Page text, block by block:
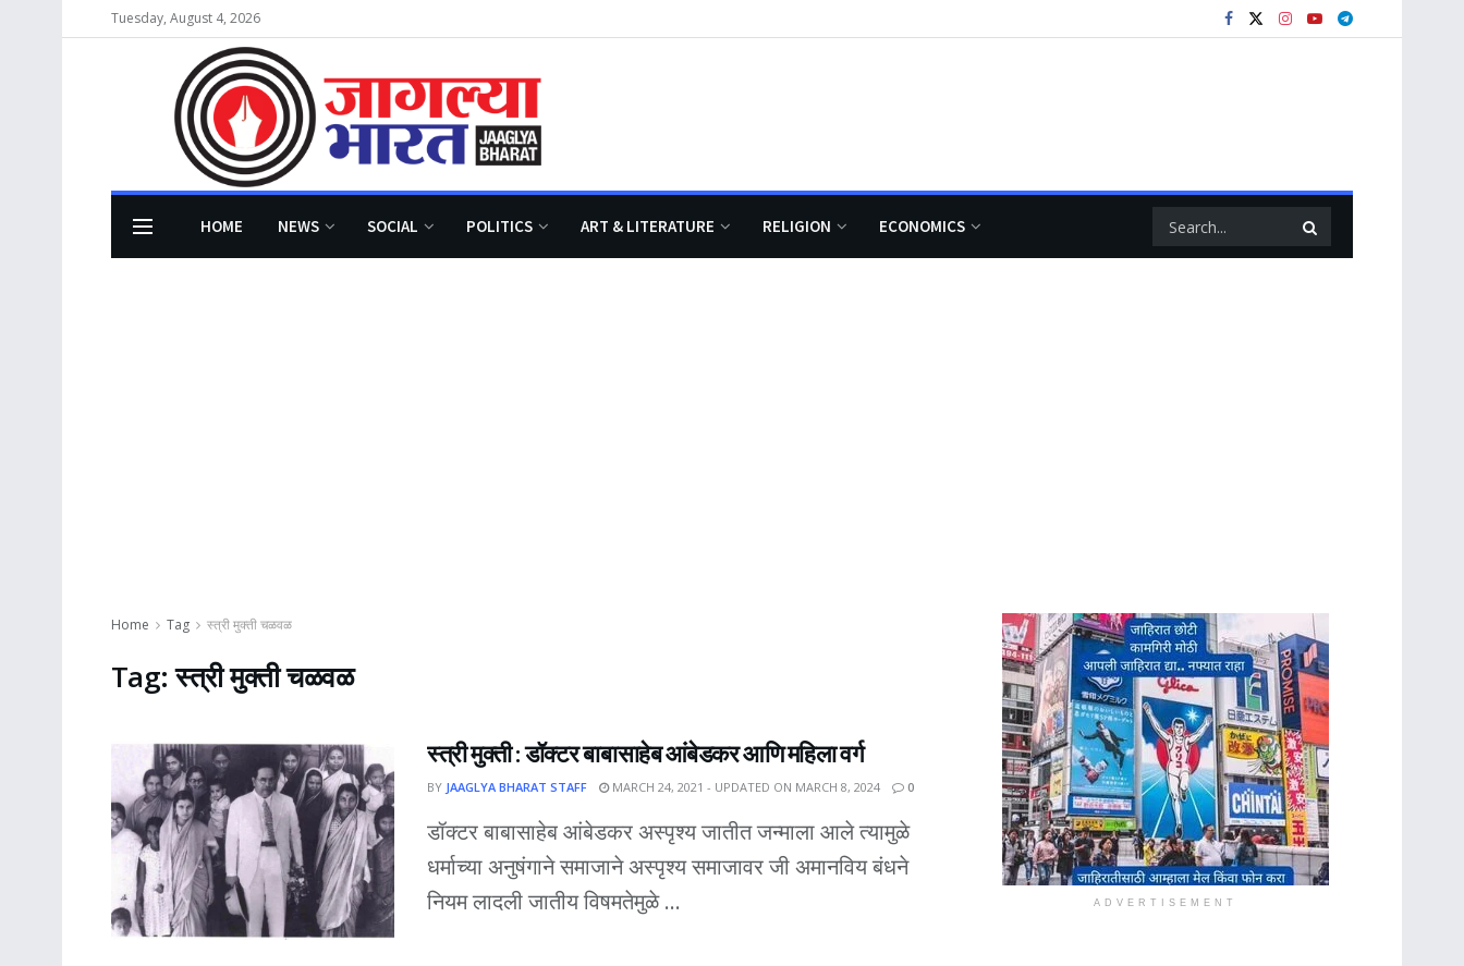
Tuesday, August 4, 2026
HOME NEWS SOCIAL POLITICS ART & LITERATURE RELIGION ECONOMICS
Home Tag स्त्री मुक्ती चळवळ
Tag:स्त्री मुक्ती चळवळ
स्त्री मुक्ती : डॉक्टर बाबासाहेब आंबेडकर आणि महिला वर्ग
BY JAAGLYA BHARAT STAFF MARCH 24, 2021 - UPDATED ON MARCH 8, 2024 0
डॉक्टर बाबासाहेब आंबेडकर अस्पृश्य जातीत जन्माला आले त्यामुळे
धर्माच्या अनुषंगाने समाजाने अस्पृश्य समाजावर जी अमानविय बंधने
नियम लादली जातीय विषमतेमुळे ...
ADVERTISEMENT